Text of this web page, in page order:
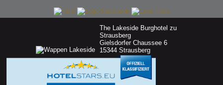
The Lakeside Burghotel zu
Strausberg
Gielsdorfer Chaussee 6
15344 Strausberg